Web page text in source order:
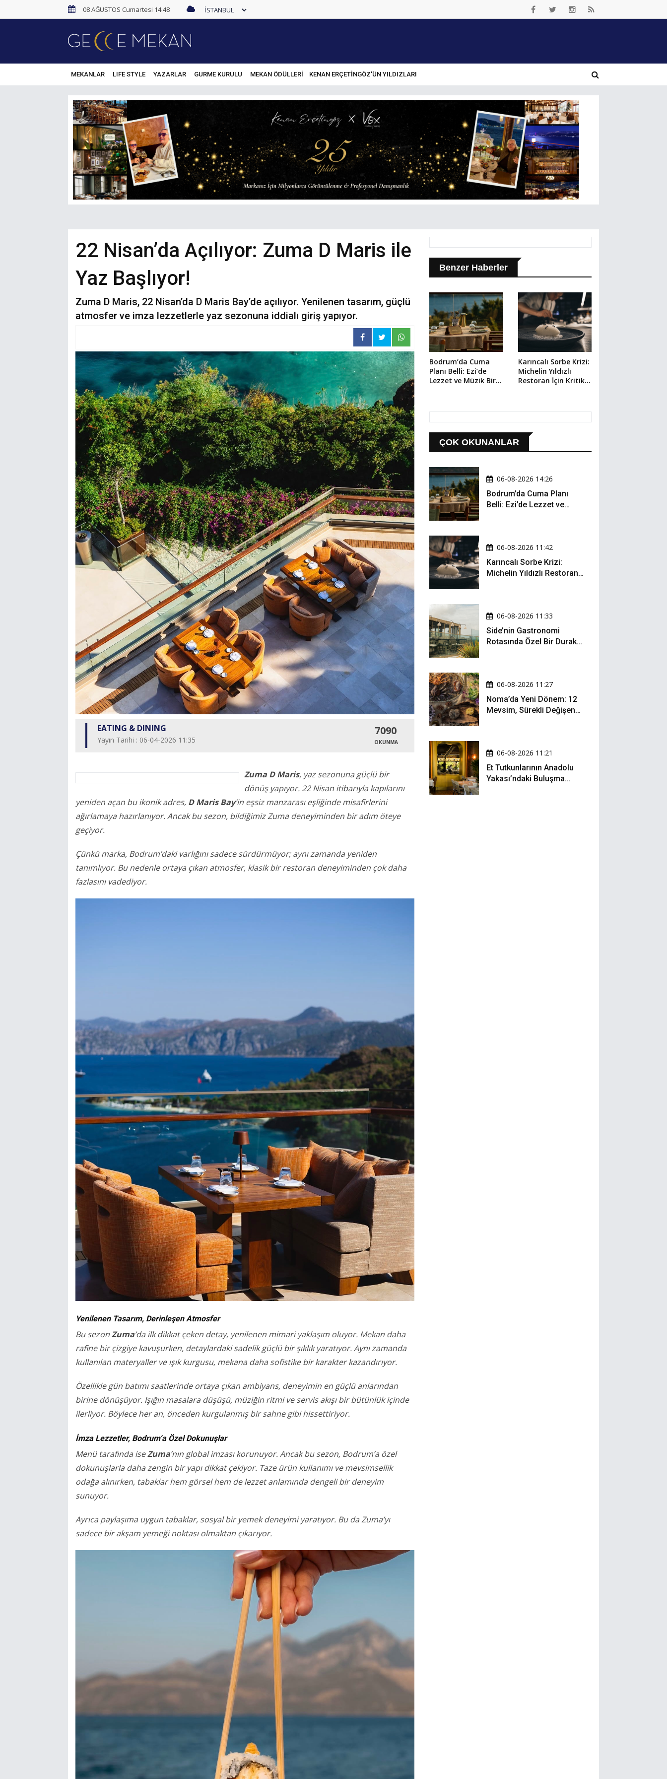
08 AĞUSTOS Cumartesi 14:48
MEKANLAR LIFE STYLE YAZARLAR GURME KURULU MEKAN ÖDÜLLERİ KENAN ERÇETINGÖZ'ÜN YILDIZLARI
22 Nisan’da Açılıyor: Zuma D Maris ile
Yaz Başlıyor!
Zuma D Maris, 22 Nisan’da D Maris Bay’de açılıyor. Yenilenen tasarım, güçlü
atmosfer ve imza lezzetlerle yaz sezonuna iddialı giriş yapıyor.
EATING & DINING
Yayın Tarihi : 06-04-2026 11:35
7090
OKUNMA
Zuma D Maris, yaz sezonuna güçlü bir
dönüş yapıyor. 22 Nisan itibarıyla kapılarını
yeniden açan bu ikonik adres, D Maris Bay’in eşsiz manzarası eşliğinde misafirlerini
ağırlamaya hazırlanıyor. Ancak bu sezon, bildiğimiz Zuma deneyiminden bir adım öteye
geçiyor.
Çünkü marka, Bodrum’daki varlığını sadece sürdürmüyor; aynı zamanda yeniden
tanımlıyor. Bu nedenle ortaya çıkan atmosfer, klasik bir restoran deneyiminden çok daha
fazlasını vadediyor.
Yenilenen Tasarım, Derinleşen Atmosfer
Bu sezonZuma’da ilk dikkat çeken detay, yenilenen mimari yaklaşım oluyor. Mekan daha
rafine bir çizgiye kavuşurken, detaylardaki sadelik güçlü bir şıklık yaratıyor. Aynı zamanda
kullanılan materyaller ve ışık kurgusu, mekana daha sofistike bir karakter kazandırıyor.
Özellikle gün batımı saatlerinde ortaya çıkan ambiyans, deneyimin en güçlü anlarından
birine dönüşüyor. Işığın masalara düşüşü, müziğin ritmi ve servis akışı bir bütünlük içinde
ilerliyor. Böylece her an, önceden kurgulanmış bir sahne gibi hissettiriyor.
İmza Lezzetler, Bodrum’a Özel Dokunuşlar
Menü tarafında iseZuma’nın global imzası korunuyor. Ancak bu sezon, Bodrum’a özel
dokunuşlarla daha zengin bir yapı dikkat çekiyor. Taze ürün kullanımı ve mevsimsellik
odağa alınırken, tabaklar hem görsel hem de lezzet anlamında dengeli bir deneyim
sunuyor.
Ayrıca paylaşıma uygun tabaklar, sosyal bir yemek deneyimi yaratıyor. Bu da Zuma’yı
sadece bir akşam yemeği noktası olmaktan çıkarıyor.
Benzer Haberler
Bodrum’da Cuma
Planı Belli: Ezi’de
Lezzet ve Müzik Bir
Karıncalı Sorbe Krizi:
Michelin Yıldızlı
Restoran İçin Kritik
ÇOK OKUNANLAR
06-08-2026 14:26
Bodrum’da Cuma Planı
Belli: Ezi’de Lezzet ve
06-08-2026 11:42
Karıncalı Sorbe Krizi:
Michelin Yıldızlı Restoran
06-08-2026 11:33
Side’nin Gastronomi
Rotasında Özel Bir Durak:
06-08-2026 11:27
Noma’da Yeni Dönem: 12
Mevsim, Sürekli Değişen
06-08-2026 11:21
Et Tutkunlarının Anadolu
Yakası’ndaki Buluşma